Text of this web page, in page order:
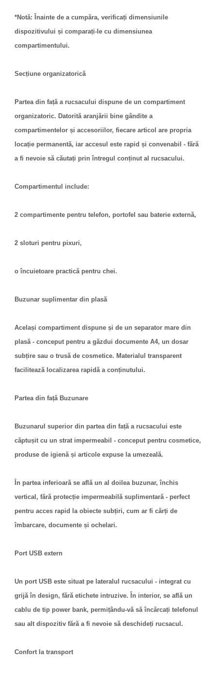
*Notă: Înainte de a cumpăra, verificați dimensiunile
dispozitivului și comparați-le cu dimensiunea
compartimentului.
Secțiune organizatorică
Partea din față a rucsacului dispune de un compartiment
organizatoric. Datorită aranjării bine gândite a
compartimentelor și accesoriilor, fiecare articol are propria
locație permanentă, iar accesul este rapid și convenabil - fără
a fi nevoie să căutați prin întregul conținut al rucsacului.
Compartimentul include:
2 compartimente pentru telefon, portofel sau baterie externă,
2 sloturi pentru pixuri,
o încuietoare practică pentru chei.
Buzunar suplimentar din plasă
Același compartiment dispune și de un separator mare din
plasă - conceput pentru a găzdui documente A4, un dosar
subțire sau o trusă de cosmetice. Materialul transparent
facilitează localizarea rapidă a conținutului.
Partea din față Buzunare
Buzunarul superior din partea din față a rucsacului este
căptușit cu un strat impermeabil - conceput pentru cosmetice,
produse de igienă și articole expuse la umezeală.
În partea inferioară se află un al doilea buzunar, închis
vertical, fără protecție impermeabilă suplimentară - perfect
pentru acces rapid la obiecte subțiri, cum ar fi cărți de
îmbarcare, documente și ochelari.
Port USB extern
Un port USB este situat pe lateralul rucsacului - integrat cu
grijă în design, fără etichete intruzive. În interior, se află un
cablu de tip power bank, permițându-vă să încărcați telefonul
sau alt dispozitiv fără a fi nevoie să deschideți rucsacul.
Confort la transport